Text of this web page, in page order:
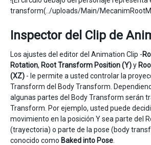
transform(../uploads/Main/
Inspector del Clip de
Los ajustes del editor del Animation Clip -
Rotation, Root Transform Position (Y)y
(XZ) - le permite a usted controlar la
Transform del Body Transform.
algunas partes del Body Transform serán
Transform. Por ejemplo, usted puede
movimiento en la posición Y sea parte del
(trayectoria) o parte de la pose (body
conocido como Baked into Pose